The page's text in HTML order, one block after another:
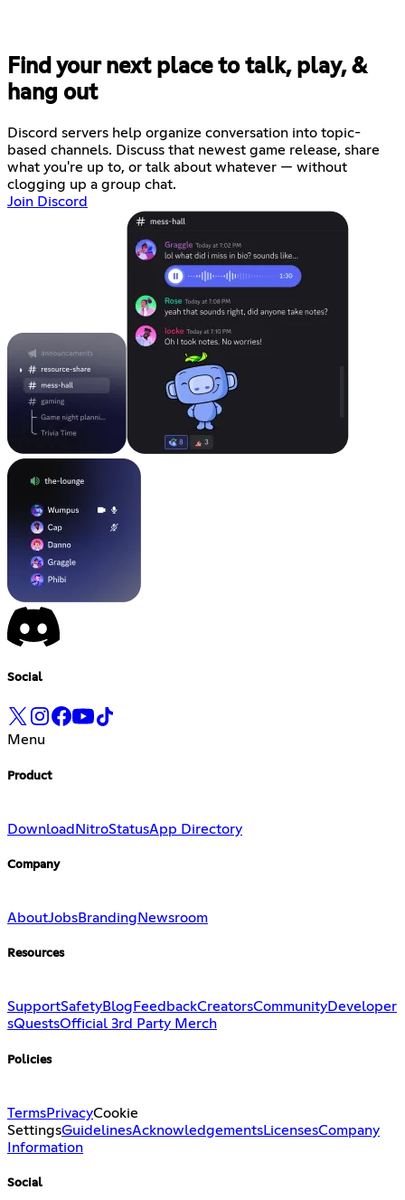
Find your next place to talk, play, &
hang out
Discord servers help organize conversation into topic-
based channels. Discuss that newest game release, share
what you're up to, or talk about whatever — without
clogging up a group chat.
Join Discord
Social
Menu
Product
Download NitroStatusApp Directory
Company
AboutJobsBranding Newsroom
Resources
SupportSafetyBlog FeedbackCreatorsCommunityDeveloper
sQuestsOfficial 3rd Party Merch
Policies
TermsPrivacyCookie
SettingsGuidelinesAcknowledgementsLicensesCompany
Information
Social